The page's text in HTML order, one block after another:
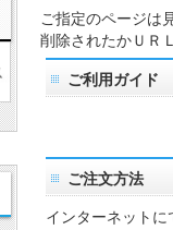
ご指定のページは
削除されたかＵＲ
ご利用ガイド
ご注文方法
インターネットに